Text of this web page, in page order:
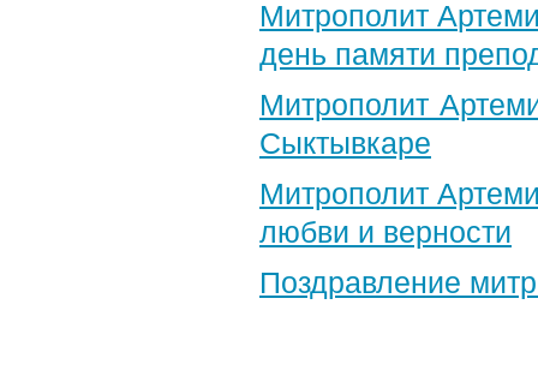
Митрополит
день памяти
Митрополит
Сыктывкаре
Митрополит
любви и верности
Поздравление​